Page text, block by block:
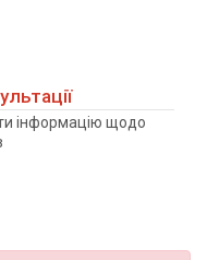
інформацію щодо